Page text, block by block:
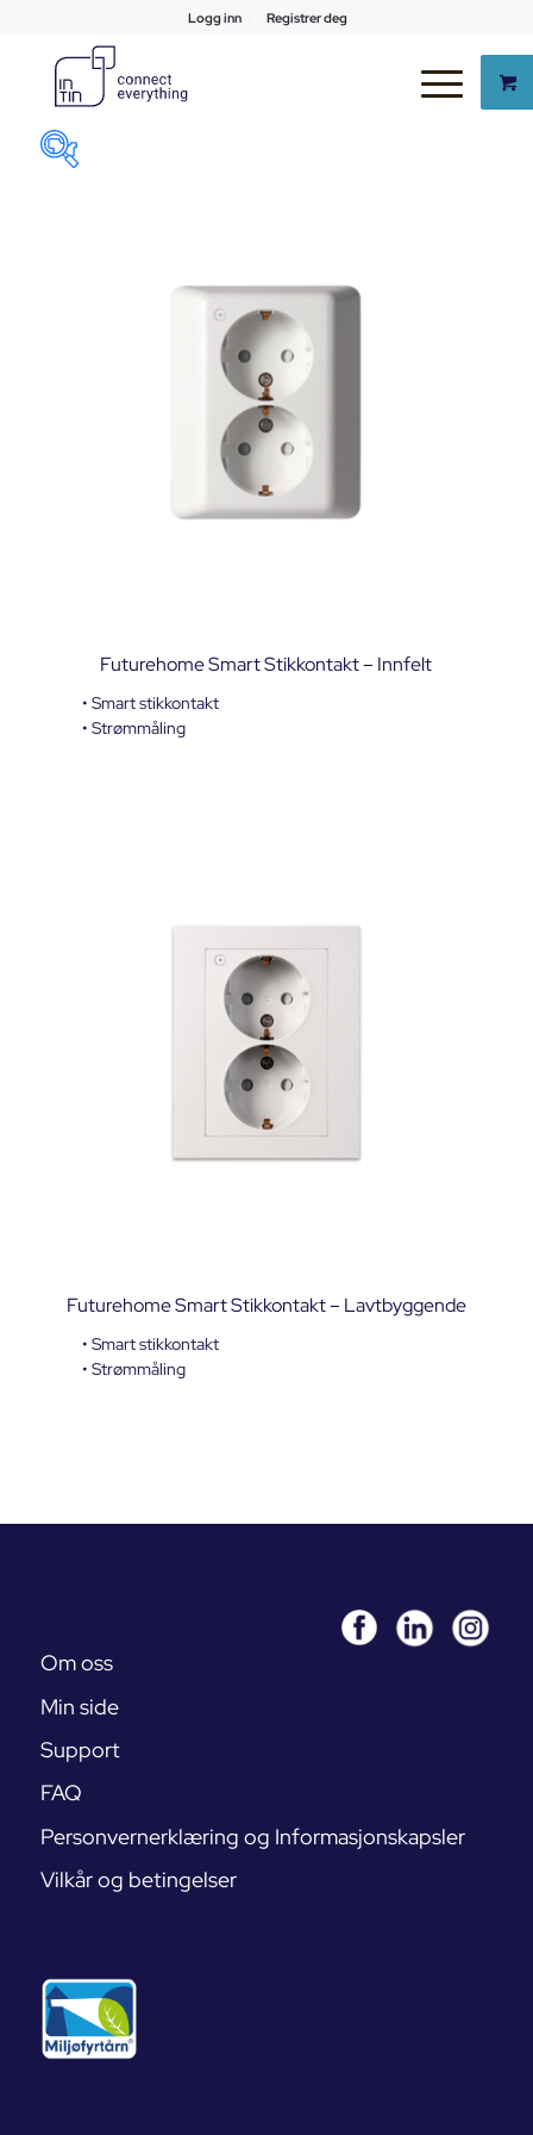
Logg inn Registrer deg
Futurehome Smart Stikkontakt – Innfelt
• Smart stikkontakt
• Strømmåling
Futurehome Smart Stikkontakt – Lavtbyggende
• Smart stikkontakt
• Strømmåling
Om oss
Min side
Support
FAQ
Personvernerklæring og Informasjonskapsler
Vilkår og betingelser